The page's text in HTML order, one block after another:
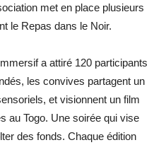
met en place plusieurs
le Repas dans le Noir.
a attiré 120 participants
les convives partagent un
et visionnent un film
au Togo. Une soirée qui vise
des fonds. Chaque édition